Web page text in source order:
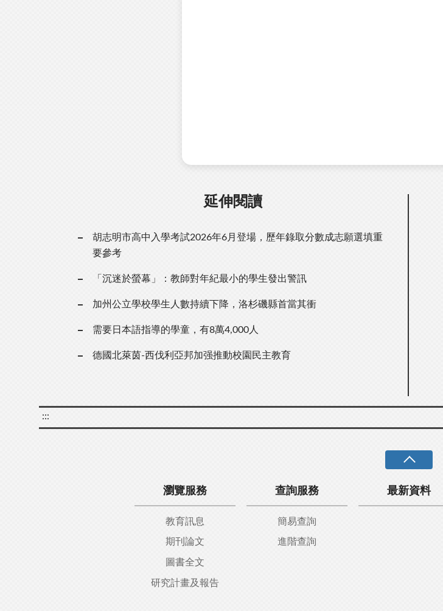
延伸閱讀
胡志明市高中入學考試2026年6月登場，歷年錄取分數成志願選填重
要參考
「沉迷於螢幕」：教師對年紀最小的學生發出警訊
加州公立學校學生人數持續下降，洛杉磯縣首當其衝
需要日本語指導的學童，有8萬4,000人
德國北萊茵-西伐利亞邦加强推動校園民主教育
:::
瀏覽服務
教育訊息
期刊論文
圖書全文
研究計畫及報告
查詢服務
簡易查詢
進階查詢
最新資料